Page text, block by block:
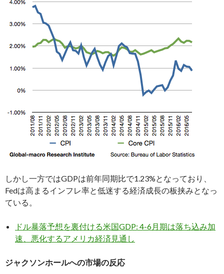
しかし一方ではGDPは前年同期比で1.23%となっており、
Fedは高まるインフレ率と低迷する経済成長の板挟みとなっ
ている。
ドル暴落予想を裏付ける米国GDP: 4-6月期は落ち込み加
速、悪化するアメリカ経済見通し
ジャクソンホールへの市場の反応